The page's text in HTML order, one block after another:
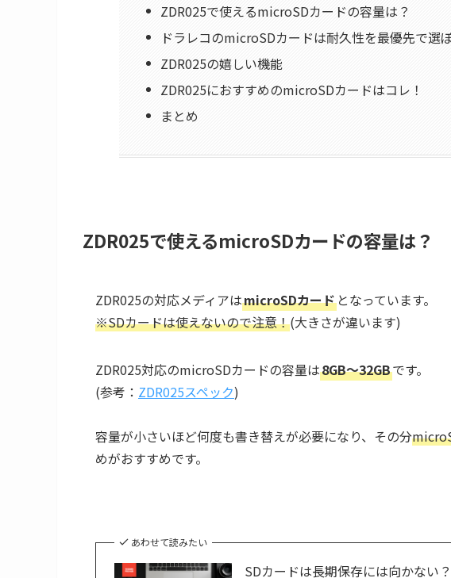
ZDR025で使えるmicroSDカードの容量は？
ドラレコのmicroSDカードは耐久性を最優先で選
ZDR025の嬉しい機能
ZDR025におすすめのmicroSDカードはコレ！
まとめ
ZDR025で使えるmicroSDカードの容量は？
ZDR025の対応メディアはmicroSDカード となっています。
※SDカードは使えないので注意！(大きさが違います)
ZDR025対応のmicroSDカードの容量は8GB～32GBです。
(参考： ZDR025スペック)
容量が小さいほど何度も書き替えが必要になり、その分
めがおすすめです。
あわせて読みたい
SDカードは長期保存には向かない